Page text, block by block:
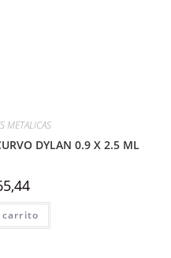
METALICAS
DYLAN 0.9 X 2.5 ML
carrito